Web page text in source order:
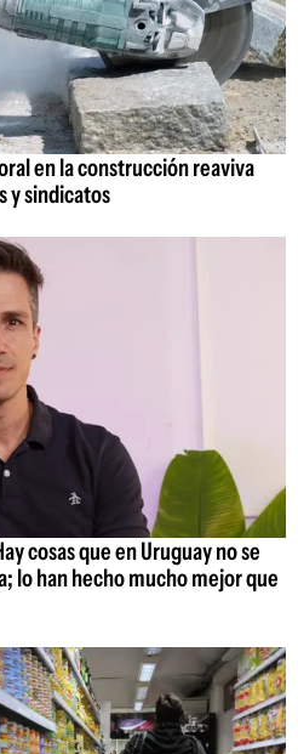
en la construcción reaviva
y sindicatos
cosas que en Uruguay no se
lo han hecho mucho mejor que